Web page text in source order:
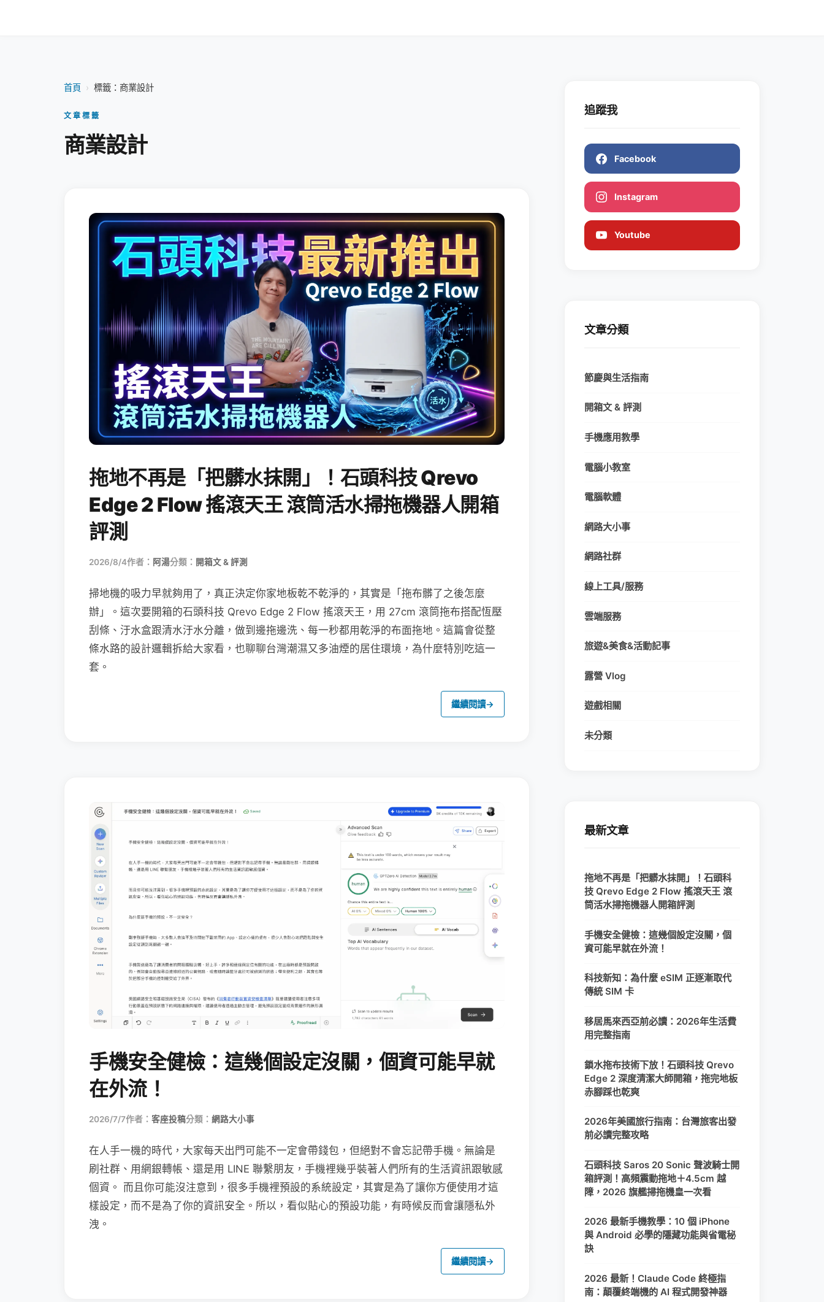
首頁 › 標籤：商業設計
文章標籤
商業設計
拖地不再是「把髒水抹開」！石頭科技 Qrevo
Edge 2 Flow 搖滾天王 滾筒活水掃拖機器人開箱
評測
2026/8/4作者： 阿湯分類： 開箱文 & 評測
掃地機的吸力早就夠用了，真正決定你家地板乾不乾淨的，其實是「拖布髒了之後怎麼
辦」。這次要開箱的石頭科技 Qrevo Edge 2 Flow 搖滾天王，用 27cm 滾筒拖布搭配恆壓
刮條、汙水盒跟清水汙水分離，做到邊拖邊洗、每一秒都用乾淨的布面拖地。這篇會從整
條水路的設計邏輯拆給大家看，也聊聊台灣潮濕又多油煙的居住環境，為什麼特別吃這一
套。
繼續閱讀→
手機安全健檢：這幾個設定沒關，個資可能早就
在外流！
2026/7/7作者： 客座投稿分類： 網路大小事
在人手一機的時代，大家每天出門可能不一定會帶錢包，但絕對不會忘記帶手機。無論是
刷社群、用網銀轉帳、還是用 LINE 聯繫朋友，手機裡幾乎裝著人們所有的生活資訊跟敏感
個資。 而且你可能沒注意到，很多手機裡預設的系統設定，其實是為了讓你方便使用才這
樣設定，而不是為了你的資訊安全。所以，看似貼心的預設功能，有時候反而會讓隱私外
洩。
繼續閱讀→
追蹤我
Facebook
Instagram
Youtube
文章分類
節慶與生活指南
開箱文 & 評測
手機應用教學
電腦小教室
電腦軟體
網路大小事
網路社群
線上工具/服務
雲端服務
旅遊&美食&活動記事
露營 Vlog
遊戲相關
未分類
最新文章
拖地不再是「把髒水抹開」！石頭科
技 Qrevo Edge 2 Flow 搖滾天王 滾
筒活水掃拖機器人開箱評測
手機安全健檢：這幾個設定沒關，個
資可能早就在外流！
科技新知：為什麼 eSIM 正逐漸取代
傳統 SIM 卡
移居馬來西亞前必讀：2026年生活費
用完整指南
鎖水拖布技術下放！石頭科技 Qrevo
Edge 2 深度清潔大師開箱，拖完地板
赤腳踩也乾爽
2026年美國旅行指南：台灣旅客出發
前必讀完整攻略
石頭科技 Saros 20 Sonic 聲波騎士開
箱評測！高頻震動拖地＋4.5cm 越
障，2026 旗艦掃拖機皇一次看
2026 最新手機教學：10 個 iPhone
與 Android 必學的隱藏功能與省電秘
訣
2026 最新！Claude Code 終極指
南：顛覆終端機的 AI 程式開發神器